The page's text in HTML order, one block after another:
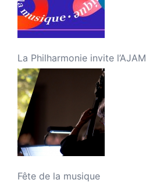
La Philharmonie invite l’AJAM
Fête de la musique